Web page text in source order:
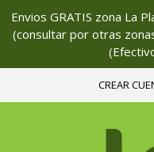
Envios GRATIS zona La
(consultar por otras
CREAR